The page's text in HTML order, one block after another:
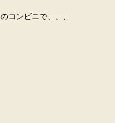
コンビニで、、、